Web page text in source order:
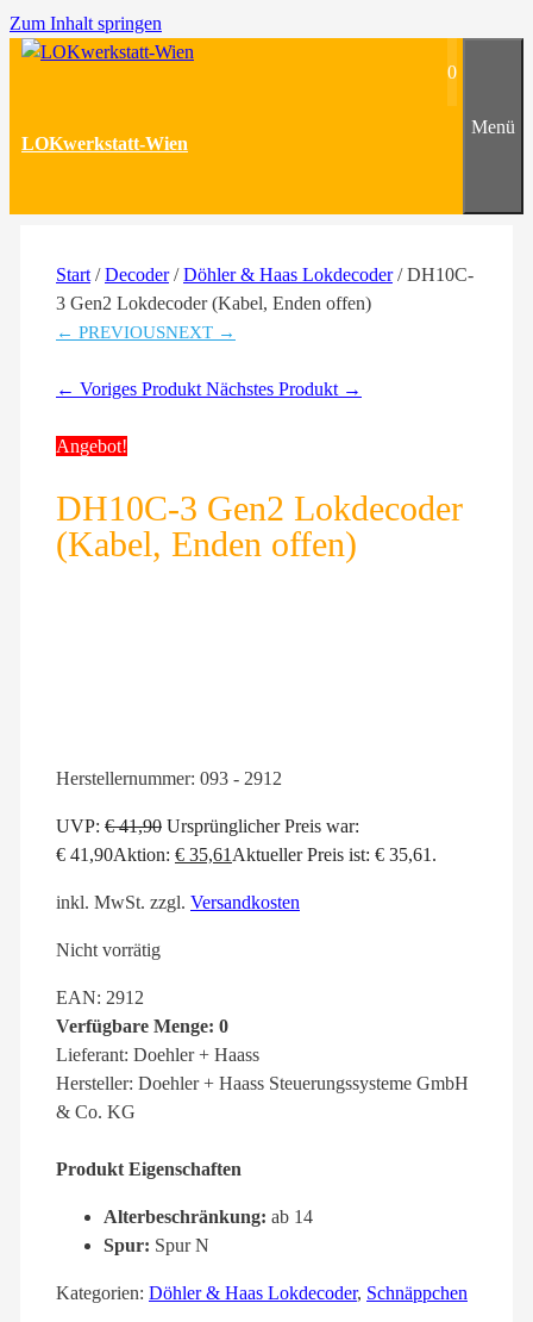
Zum Inhalt springen
LOKwerkstatt-Wien
0
Menü
Start /Decoder/Döhler & Haas Lokdecoder/ DH10C-
3 Gen2 Lokdecoder (Kabel, Enden offen)
← PREVIOUSNEXT →
← Voriges Produkt Nächstes Produkt →
Angebot!
DH10C-3 Gen2 Lokdecoder
(Kabel, Enden offen)
Herstellernummer: 093 - 2912
UVP: €41,90 Ursprünglicher Preis war:
€ 41,90Aktion: € 35,61 Aktueller Preis ist: € 35,61.
inkl. MwSt. zzgl. Versandkosten
Nicht vorrätig
EAN: 2912
Verfügbare Menge: 0
Lieferant: Doehler + Haass
Hersteller: Doehler + Haass Steuerungssysteme GmbH
& Co. KG
Produkt Eigenschaften
Alterbeschränkung: ab 14
Spur: Spur N
Kategorien: Döhler & Haas Lokdecoder, Schnäppchen